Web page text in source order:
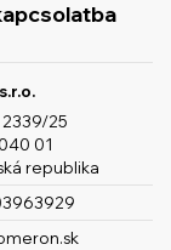
2339/25
01
republika